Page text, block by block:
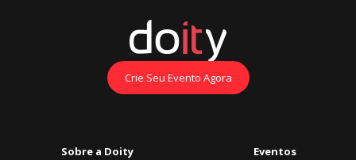
Crie Seu Evento Agora
Sobre a Doity Eventos